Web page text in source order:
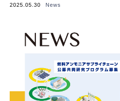
2025.05.30 News